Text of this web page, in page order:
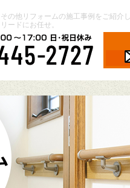
その他リフォームの施工事例をご紹介
リードにお任せ。